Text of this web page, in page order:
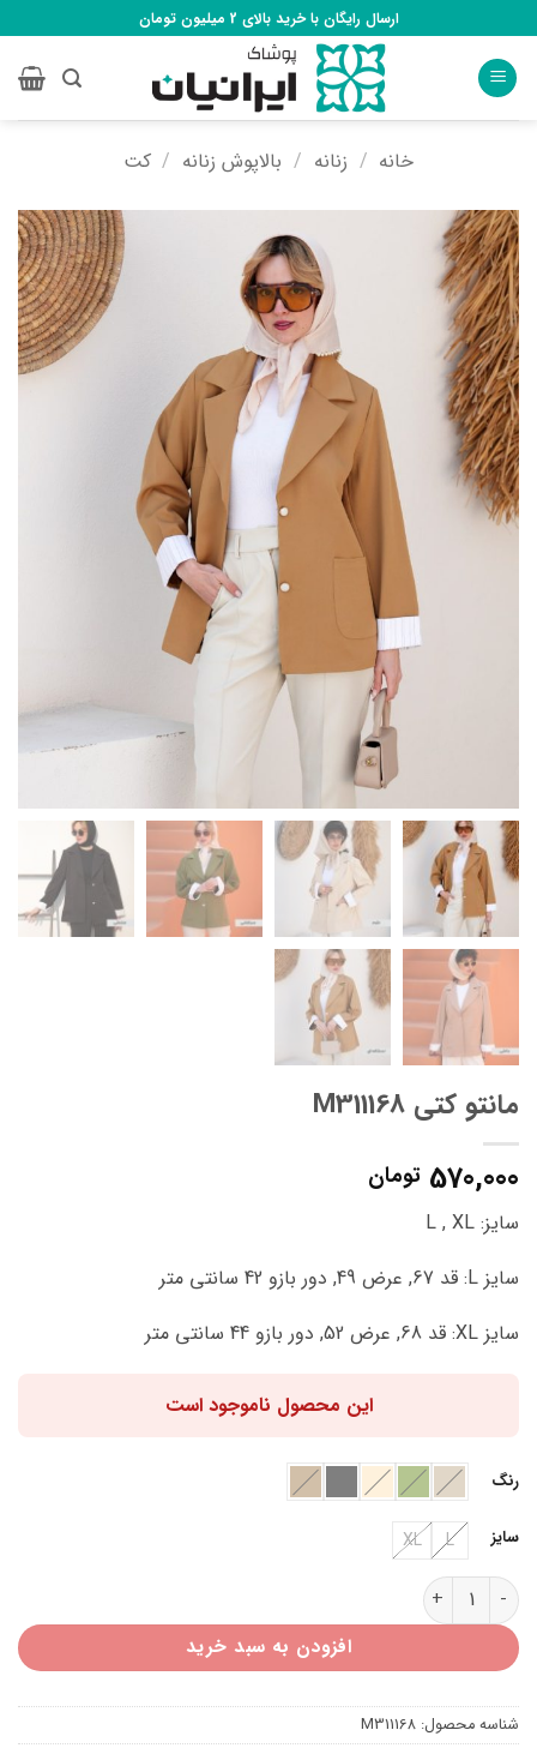
to
content
ارسال رایگان با خرید بالای 2 میلیون تومان
خانه / زنانه / بالاپوش زنانه / کت
مانتو کتی M311168
570,000 تومان
سایز: L , XL
سایز L: قد 67, عرض 49, دور بازو 42 سانتی متر
سایز XL: قد 68, عرض 52, دور بازو 44 سانتی متر
این محصول ناموجود است
رنگ
سایز L
XL
مانتو کتی M311168 عدد
افزودن به سبد خرید
شناسه محصول: M311168